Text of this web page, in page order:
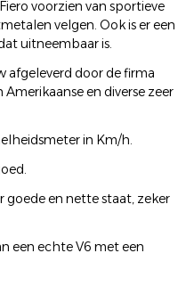
voorzien van sportieve
velgen. Ook is er een
uitneembaar is.
afgeleverd door de firma
Amerikaanse en diverse zeer
in Km/h.
goede en nette staat, zeker
een echte V6 met een